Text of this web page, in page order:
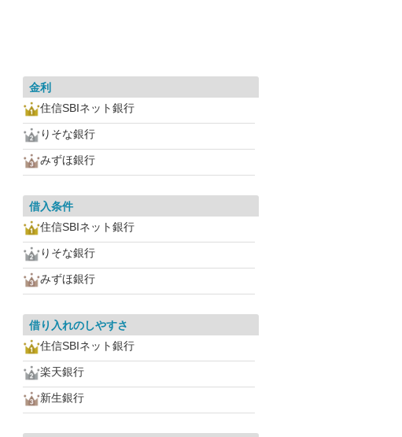
金利
住信SBIネット銀行
りそな銀行
みずほ銀行
借入条件
住信SBIネット銀行
りそな銀行
みずほ銀行
借り入れのしやすさ
住信SBIネット銀行
楽天銀行
新生銀行